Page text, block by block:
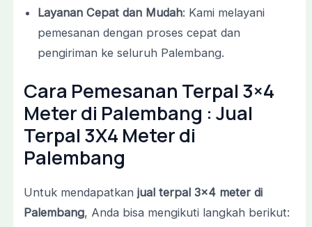
Layanan Cepat dan Mudah: Kami melayani
pemesanan dengan proses cepat dan
pengiriman ke seluruh Palembang.
Cara Pemesanan Terpal 3×4
Meter di Palembang : Jual
Terpal 3X4 Meter di
Palembang
Untuk mendapatkan jual terpal 3×4 meter di
Palembang, Anda bisa mengikuti langkah berikut: